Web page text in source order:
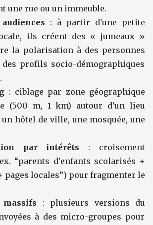
une rue ou un immeuble.
: à partir d'une petite
ils créent des « jumeaux »
la polarisation à des personnes
des profils socio-démographiques
: ciblage par zone géographique
(500 m, 1 km) autour d'un lieu
hôtel de ville, une mosquée, une
par intérêts : croisement
“parents d'enfants scolarisés +
pages locales”) pour fragmenter le
: plusieurs versions du
à des micro-groupes pour